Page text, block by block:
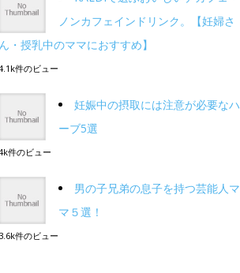
ノンカフェインドリンク。【妊婦さ
ん・授乳中のママにおすすめ】
件のビュー
妊娠中の摂取には注意が必要なハ
ーブ5選
件のビュー
男の子兄弟の息子を持つ芸能人マ
マ５選！
3.6k件のビュー